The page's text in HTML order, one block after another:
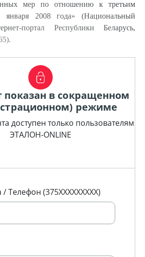
мер по отношению к третьим
2008 года» (Национальный
портал Республики Беларусь,
показан в сокращенном
режиме
доступен только пользователям
ЭТАЛОН-ONLINE
Телефон (375XXXXXXXXX)